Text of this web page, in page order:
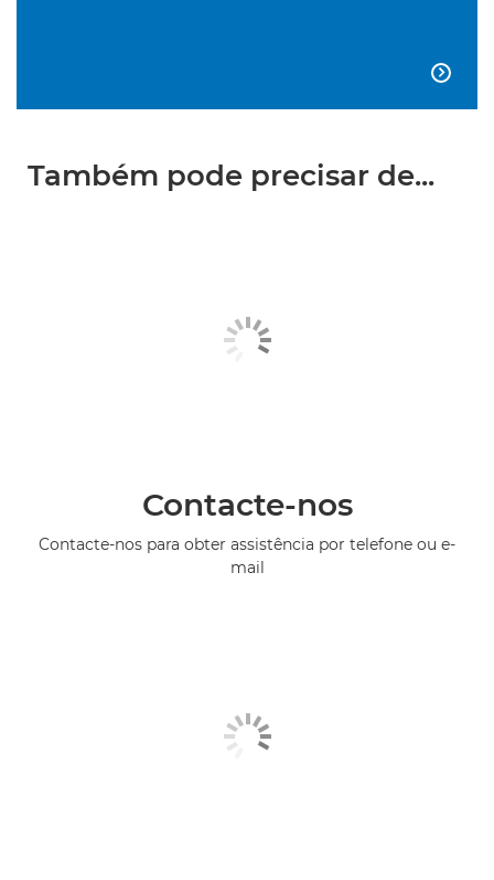

Também pode precisar de...
Contacte-nos
Contacte-nos para obter assistência por telefone ou e-
mail